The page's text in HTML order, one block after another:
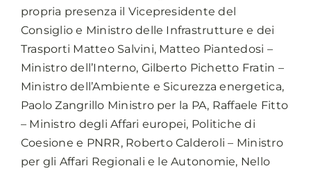
propria presenza il Vicepresidente del
Consiglio e Ministro delle Infrastrutture e dei
Trasporti Matteo Salvini, Matteo Piantedosi –
Ministro dell’Interno, Gilberto Pichetto Fratin –
Ministro dell’Ambiente e Sicurezza energetica,
Paolo Zangrillo Ministro per la PA, Raffaele Fitto
– Ministro degli Affari europei, Politiche di
Coesione e PNRR, Roberto Calderoli – Ministro
per gli Affari Regionali e le Autonomie, Nello